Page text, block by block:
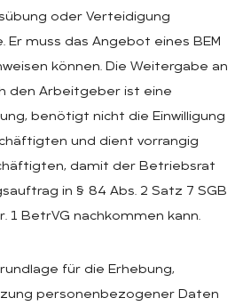
oder Verteidigung
Er muss das Angebot eines BEM
können. Die Weitergabe an
den Arbeitgeber ist eine
benötigt nicht die Einwilligung
und dient vorrangig
damit der Betriebsrat
in § 84 Abs. 2 Satz 7 SGB
1 BetrVG nachkommen kann.
für die Erhebung,
personenbezogener Daten